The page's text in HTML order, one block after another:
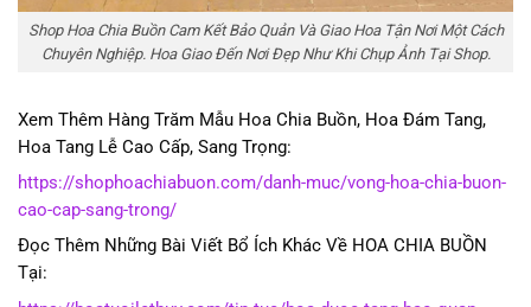
Shop Hoa Chia Buồn Cam Kết Bảo Quản Và Giao Hoa Tận Nơi Một Cách
Chuyên Nghiệp. Hoa Giao Đến Nơi Đẹp Như Khi Chụp Ảnh Tại Shop.
Xem Thêm Hàng Trăm Mẫu Hoa Chia Buồn, Hoa Đám Tang,
Hoa Tang Lễ Cao Cấp, Sang Trọng:
https://shophoachiabuon.com/danh-muc/vong-hoa-chia-buon-
cao-cap-sang-trong/
Đọc Thêm Những Bài Viết Bổ Ích Khác Về HOA CHIA BUỒN
Tại: